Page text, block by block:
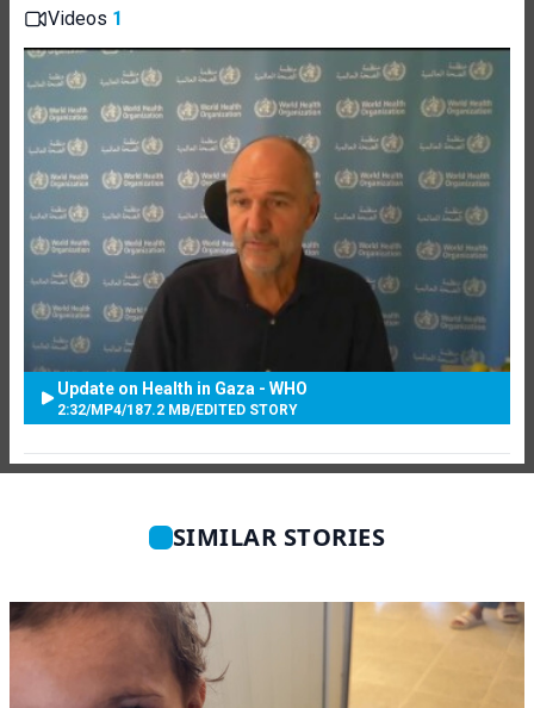
Videos 1
Update on Health in Gaza - WHO
2:32/MP4/187.2 MB/EDITED STORY
SIMILAR STORIES